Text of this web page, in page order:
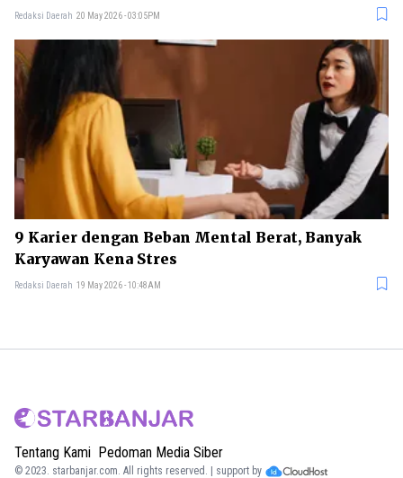
Redaksi Daerah 20 May 2026 - 03:05PM
9 Karier dengan Beban Mental Berat, Banyak
Karyawan Kena Stres
Redaksi Daerah 19 May 2026 - 10:48AM
Tentang Kami Pedoman Media Siber
© 2023. starbanjar.com. All rights reserved. | support by